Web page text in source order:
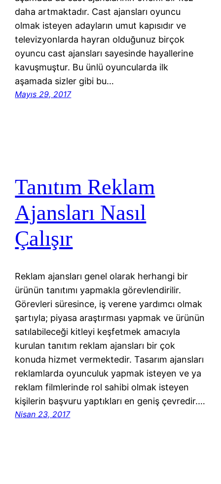
daha artmaktadır. Cast ajansları oyuncu
olmak isteyen adayların umut kapısıdır ve
televizyonlarda hayran olduğunuz birçok
oyuncu cast ajansları sayesinde hayallerine
kavuşmuştur. Bu ünlü oyuncularda ilk
aşamada sizler gibi bu…
Mayıs 29, 2017
Tanıtım Reklam
Ajansları Nasıl
Çalışır
Reklam ajansları genel olarak herhangi bir
ürünün tanıtımı yapmakla görevlendirilir.
Görevleri süresince, iş verene yardımcı olmak
şartıyla; piyasa araştırması yapmak ve ürünün
satılabileceği kitleyi keşfetmek amacıyla
kurulan tanıtım reklam ajansları bir çok
konuda hizmet vermektedir. Tasarım ajansları
reklamlarda oyunculuk yapmak isteyen ve ya
reklam filmlerinde rol sahibi olmak isteyen
kişilerin başvuru yaptıkları en geniş çevredir.…
Nisan 23, 2017